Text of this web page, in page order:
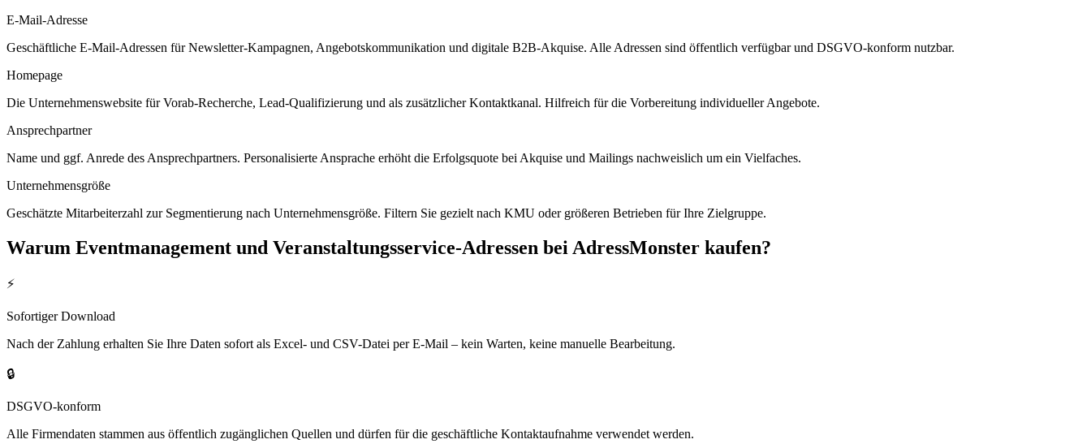
E-Mail-Adresse
Geschäftliche E-Mail-Adressen für Newsletter-Kampagnen, Angebotskommunikation und digitale B2B-Akquise. Alle Adressen sind öffentlich verfügbar und DSGVO-konform nutzbar.
Homepage
Die Unternehmenswebsite für Vorab-Recherche, Lead-Qualifizierung und als zusätzlicher Kontaktkanal. Hilfreich für die Vorbereitung individueller Angebote.
Ansprechpartner
Name und ggf. Anrede des Ansprechpartners. Personalisierte Ansprache erhöht die Erfolgsquote bei Akquise und Mailings nachweislich um ein Vielfaches.
Unternehmensgröße
Geschätzte Mitarbeiterzahl zur Segmentierung nach Unternehmensgröße. Filtern Sie gezielt nach KMU oder größeren Betrieben für Ihre Zielgruppe.
Warum Eventmanagement und Veranstaltungsservice-Adressen bei AdressMonster kaufen?
⚡
Sofortiger Download
Nach der Zahlung erhalten Sie Ihre Daten sofort als Excel- und CSV-Datei per E-Mail – kein Warten, keine manuelle Bearbeitung.
🔒
DSGVO-konform
Alle Firmendaten stammen aus öffentlich zugänglichen Quellen und dürfen für die geschäftliche Kontaktaufnahme verwendet werden.